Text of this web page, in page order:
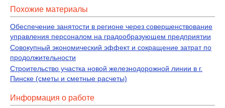
Похожие материалы
Обеспечение занятости в регионе через совершенствование
управления персоналом на градообразующем предприятии
Совокупный экономический эффект и сокращение затрат по
продолжительности
Строительство участка новой железнодорожной линии в г.
Пинске (сметы и сметные расчеты)
Информация о работе